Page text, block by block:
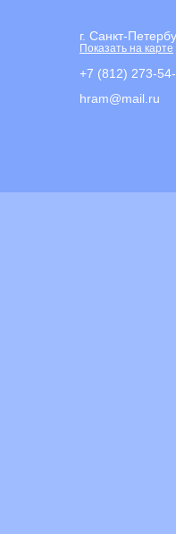
г. Санкт-
Показать на карте
+7 (812) 273-
hram@mail.ru